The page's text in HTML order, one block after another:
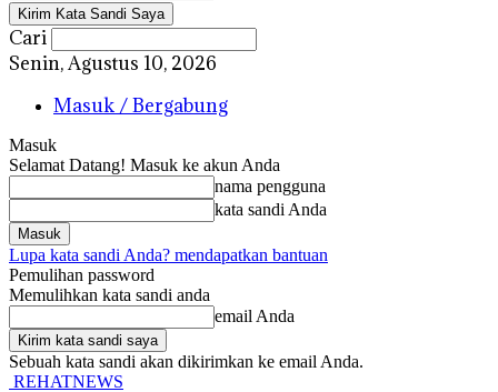
Cari
Senin, Agustus 10, 2026
Masuk / Bergabung
Masuk
Selamat Datang! Masuk ke akun Anda
nama pengguna
kata sandi Anda
Lupa kata sandi Anda? mendapatkan bantuan
Pemulihan password
Memulihkan kata sandi anda
email Anda
Sebuah kata sandi akan dikirimkan ke email Anda.
REHATNEWS